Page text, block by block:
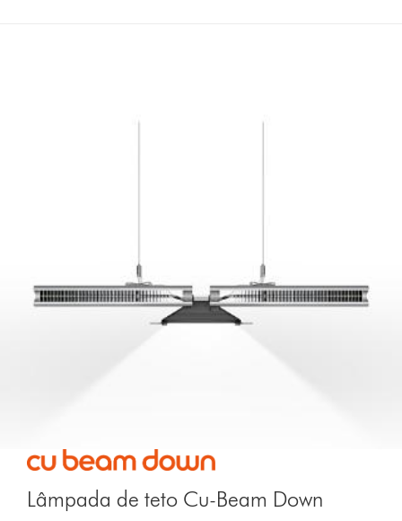
Lâmpada de teto Cu-Beam Down